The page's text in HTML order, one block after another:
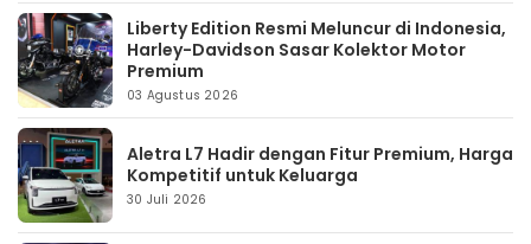
Liberty Edition Resmi Meluncur di Indonesia,
Harley-Davidson Sasar Kolektor Motor
Premium
03 Agustus 2026
Aletra L7 Hadir dengan Fitur Premium, Harga
Kompetitif untuk Keluarga
30 Juli 2026